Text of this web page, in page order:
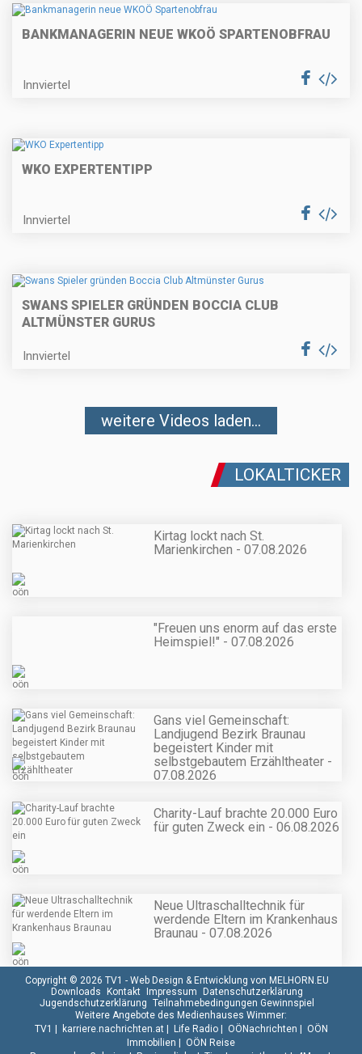
BANKMANAGERIN NEUE WKOÖ SPARTENOBFRAU
Innviertel
WKO EXPERTENTIPP
Innviertel
SWANS SPIELER GRÜNDEN BOCCIA CLUB
ALTMÜNSTER GURUS
Innviertel
weitere Videos laden...
LOKALTICKER
Kirtag lockt nach St.
Marienkirchen - 07.08.2026
"Freuen uns enorm auf das erste
Heimspiel!" - 07.08.2026
Gans viel Gemeinschaft:
Landjugend Bezirk Braunau
begeistert Kinder mit
selbstgebautem Erzähltheater -
07.08.2026
Charity-Lauf brachte 20.000 Euro
für guten Zweck ein - 06.08.2026
Neue Ultraschalltechnik für
werdende Eltern im Krankenhaus
Braunau - 07.08.2026
Copyright © 2026 TV1 - Web Design & Entwicklung von MELHORN.EU
Downloads Kontakt Impressum Datenschutzerklärung
Jugendschutzerklärung Teilnahmebedingungen Gewinnspiel
Weitere Angebote des Medienhauses Wimmer:
TV1 | karriere.nachrichten.at| Life Radio| OÖNachrichten | OÖN
Immobilien | OÖN Reise